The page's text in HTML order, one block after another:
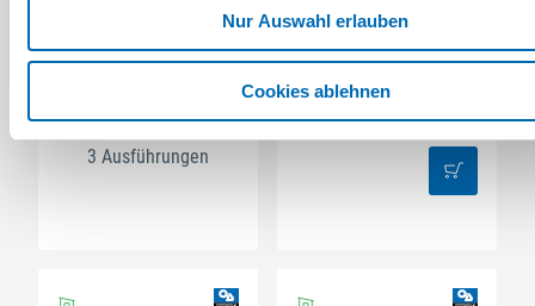
Nur Auswahl erlauben
Cookies ablehnen
Combisystem Stiel
3 Ausführungen
Gardena
Geräteadapter 3/4"
(211130)